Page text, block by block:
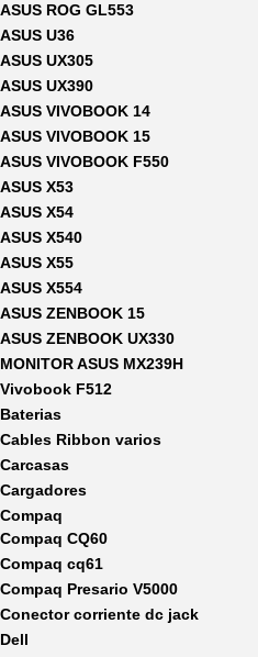
ASUS ROG GL553
ASUS U36
ASUS UX305
ASUS UX390
ASUS VIVOBOOK 14
ASUS VIVOBOOK 15
ASUS VIVOBOOK F550
ASUS X53
ASUS X54
ASUS X540
ASUS X55
ASUS X554
ASUS ZENBOOK 15
ASUS ZENBOOK UX330
MONITOR ASUS MX239H
Vivobook F512
Baterias
Cables Ribbon varios
Carcasas
Cargadores
Compaq
Compaq CQ60
Compaq cq61
Compaq Presario V5000
Conector corriente dc jack
Dell